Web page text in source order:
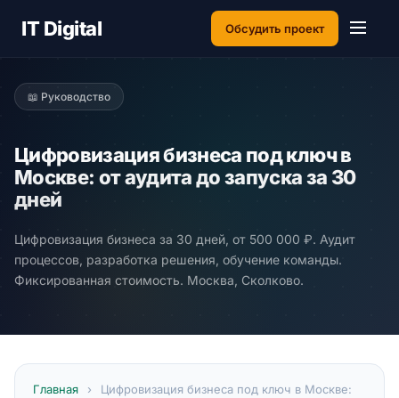
IT Digital Обсудить проект
📖 Руководство
Цифровизация бизнеса под ключ в
Москве: от аудита до запуска за 30
дней
Цифровизация бизнеса за 30 дней, от 500 000 ₽. Аудит
процессов, разработка решения, обучение команды.
Фиксированная стоимость. Москва, Сколково.
Главная ›
Цифровизация бизнеса под ключ в Москве: